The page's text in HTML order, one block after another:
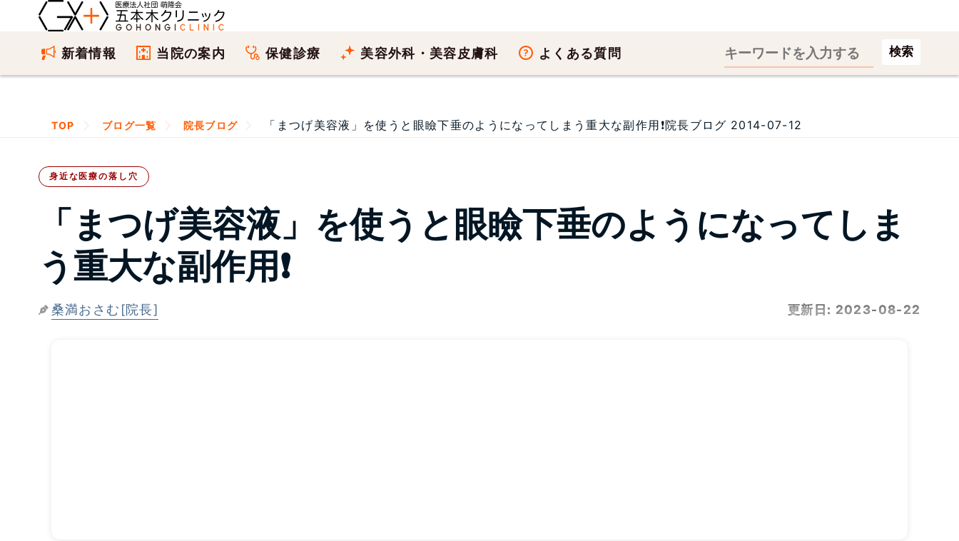
新着情報 当院の案内 保健診療 美容外科・美容皮膚科 よくある質問 検索
TOP ブログ一覧 院長ブログ 「まつげ美容液」を使うと眼瞼下垂のようになってしまう重大な副作用❗院長ブログ 2014-07-12
身近な医療の落し穴
「まつげ美容液」を使うと眼瞼下垂のようになってしま
う重大な副作用❗
桑満おさむ[院長] 更新日: 2023-08-22